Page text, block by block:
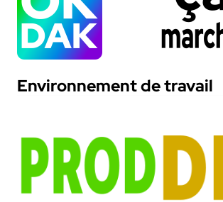
Environnement de travail